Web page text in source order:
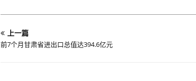
上一篇
前7个月甘肃省进出口总值达394.6亿元